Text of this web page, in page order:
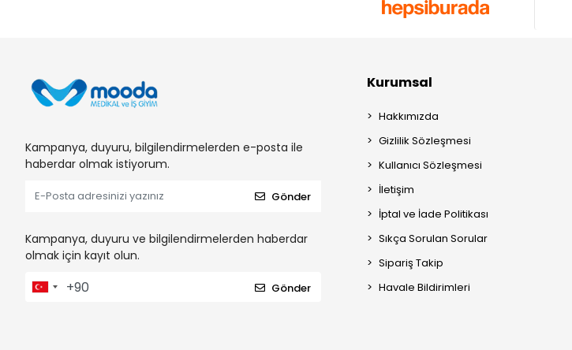
Kampanya, duyuru, bilgilendirmelerden e-posta ile
haberdar olmak istiyorum.
Gönder
Kampanya, duyuru ve bilgilendirmelerden haberdar
olmak için kayıt olun.
Gönder
Kurumsal
Hakkımızda
Gizlilik Sözleşmesi
Kullanıcı Sözleşmesi
İletişim
İptal ve İade Politikası
Sıkça Sorulan Sorular
Sipariş Takip
Havale Bildirimleri